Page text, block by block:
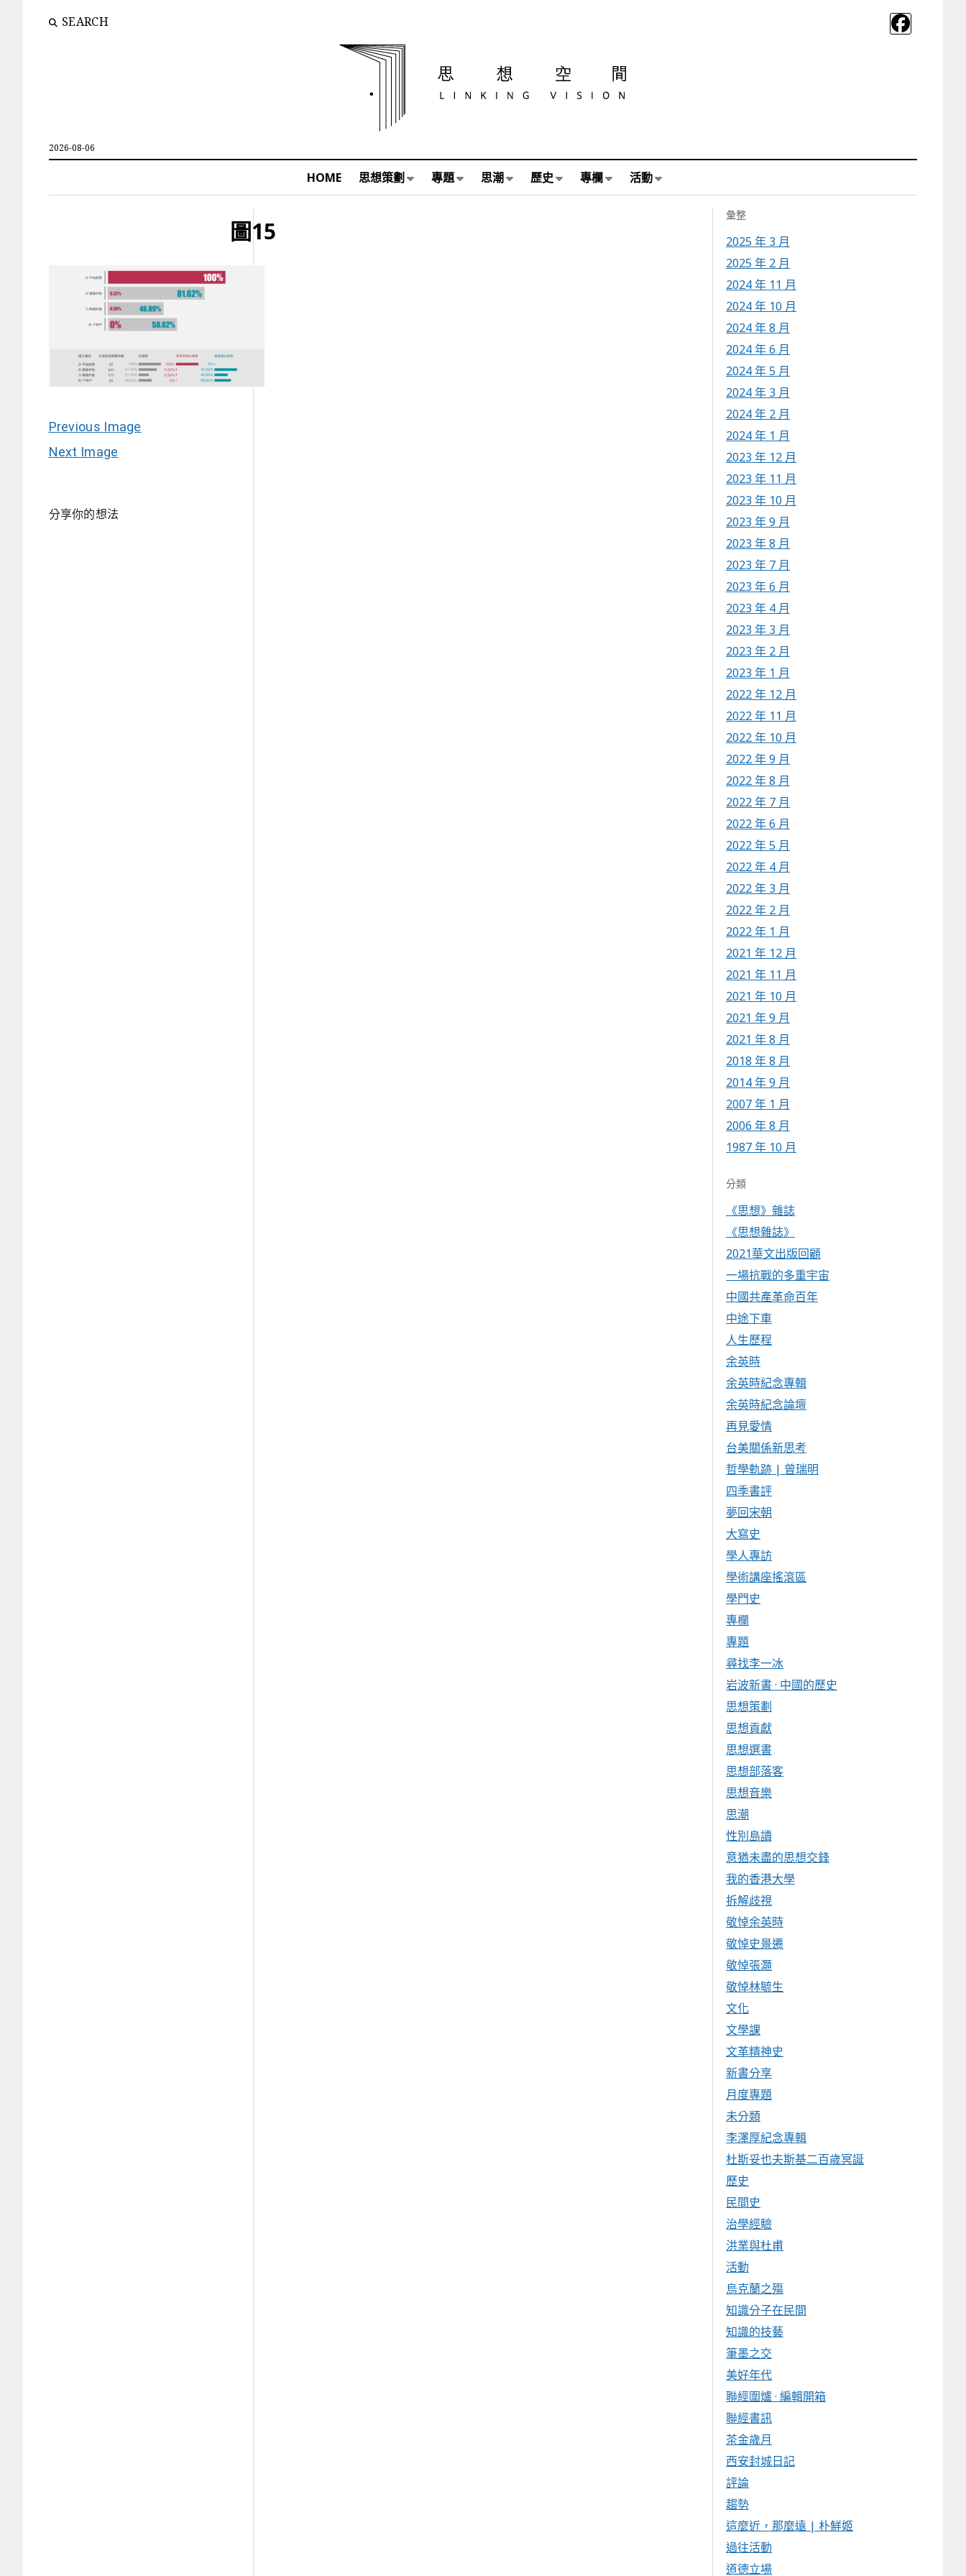
SEARCH
2026-08-06
HOME 思想策劃 專題 思潮 歷史 專欄 活動
圖15
Previous Image
Next Image
分享你的想法
彙整
2025 年 3 月
2025 年 2 月
2024 年 11 月
2024 年 10 月
2024 年 8 月
2024 年 6 月
2024 年 5 月
2024 年 3 月
2024 年 2 月
2024 年 1 月
2023 年 12 月
2023 年 11 月
2023 年 10 月
2023 年 9 月
2023 年 8 月
2023 年 7 月
2023 年 6 月
2023 年 4 月
2023 年 3 月
2023 年 2 月
2023 年 1 月
2022 年 12 月
2022 年 11 月
2022 年 10 月
2022 年 9 月
2022 年 8 月
2022 年 7 月
2022 年 6 月
2022 年 5 月
2022 年 4 月
2022 年 3 月
2022 年 2 月
2022 年 1 月
2021 年 12 月
2021 年 11 月
2021 年 10 月
2021 年 9 月
2021 年 8 月
2018 年 8 月
2014 年 9 月
2007 年 1 月
2006 年 8 月
1987 年 10 月
分類
《思想》雜誌
《思想雜誌》
2021華文出版回顧
一場抗戰的多重宇宙
中國共產革命百年
中途下車
人生歷程
余英時
余英時紀念專輯
余英時紀念論壇
再見愛情
台美關係新思考
哲學軌跡 | 曾瑞明
四季書評
夢回宋朝
大寫史
學人專訪
學術講座搖滾區
學門史
專欄
專題
尋找李一冰
岩波新書 · 中國的歷史
思想策劃
思想貢獻
思想選書
思想部落客
思想音樂
思潮
性別島讀
意猶未盡的思想交鋒
我的香港大學
拆解歧視
敬悼余英時
敬悼史景遷
敬悼張灝
敬悼林毓生
文化
文學課
文革精神史
新書分享
月度專題
未分類
李澤厚紀念專輯
杜斯妥也夫斯基二百歲冥誕
歷史
民間史
治學經驗
洪業與杜甫
活動
烏克蘭之殤
知識分子在民間
知識的技藝
筆墨之交
美好年代
聯經圍爐 · 編輯開箱
聯經書訊
茶金歲月
西安封城日記
評論
趨勢
這麼近，那麼遠 | 朴鮮姬
過往活動
道德立場